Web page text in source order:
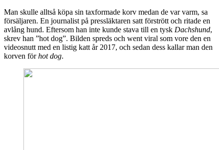
Man skulle alltså köpa sin taxformade korv medan de var varm, sa
försäljaren. En journalist på pressläktaren satt förstrött och ritade en
avlång hund. Eftersom han inte kunde stava till en tysk Dachshund,
skrev han ”hot dog”. Bilden spreds och went viral som vore den en
videosnutt med en listig katt år 2017, och sedan dess kallar man den
korven förhot dog.